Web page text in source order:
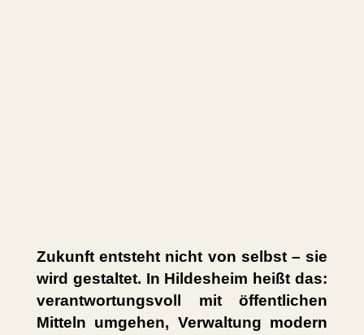
Zukunft entsteht nicht von selbst – sie
wird gestaltet. In Hildesheim heißt das:
verantwortungsvoll mit öffentlichen
Mitteln umgehen, Verwaltung modern